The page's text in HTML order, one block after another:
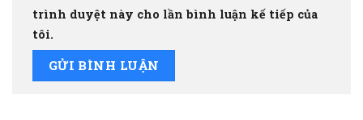
trình duyệt này cho lần bình luận kế tiếp của
tôi.